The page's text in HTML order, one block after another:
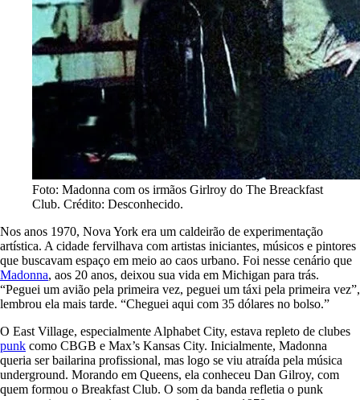
Foto: Madonna com os irmãos Girlroy do The Breackfast
Club. Crédito: Desconhecido.
Nos anos 1970, Nova York era um caldeirão de experimentação
artística. A cidade fervilhava com artistas iniciantes, músicos e pintores
que buscavam espaço em meio ao caos urbano. Foi nesse cenário que
Madonna, aos 20 anos, deixou sua vida em Michigan para trás.
“Peguei um avião pela primeira vez, peguei um táxi pela primeira vez”,
lembrou ela mais tarde. “Cheguei aqui com 35 dólares no bolso.”
O East Village, especialmente Alphabet City, estava repleto de clubes
punk como CBGB e Max’s Kansas City. Inicialmente, Madonna
queria ser bailarina profissional, mas logo se viu atraída pela música
underground. Morando em Queens, ela conheceu Dan Gilroy, com
quem formou o Breakfast Club. O som da banda refletia o punk